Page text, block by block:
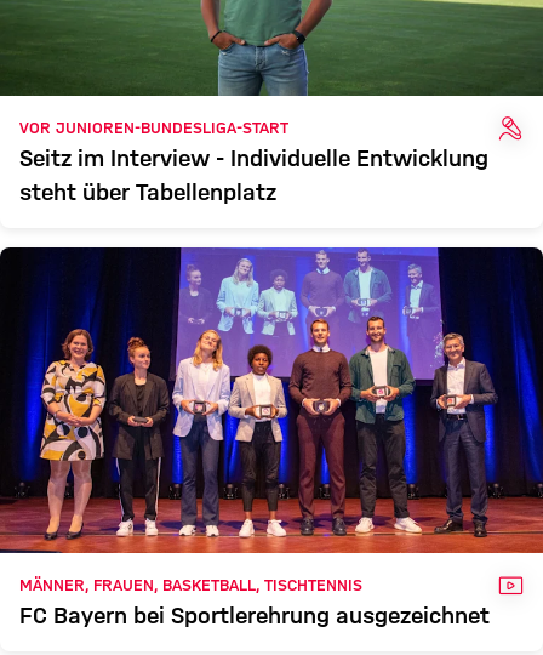
VOR JUNIOREN-BUNDESLIGA-START
Seitz im Interview - Individuelle Entwicklung
steht über Tabellenplatz
MÄNNER, FRAUEN, BASKETBALL, TISCHTENNIS
FC Bayern bei Sportlerehrung ausgezeichnet